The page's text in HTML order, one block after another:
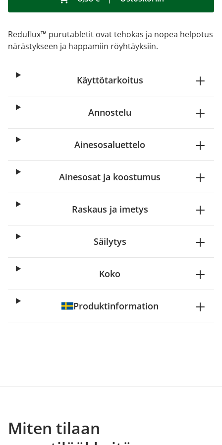
Reduflux™ purutabletit ovat tehokas ja nopea helpotus
närästykseen ja happamiin röyhtäyksiin.
Käyttötarkoitus
Annostelu
Ainesosaluettelo
Ainesosat ja koostumus
Raskaus ja imetys
Säilytys
Koko
Produktinformation
Miten tilaan